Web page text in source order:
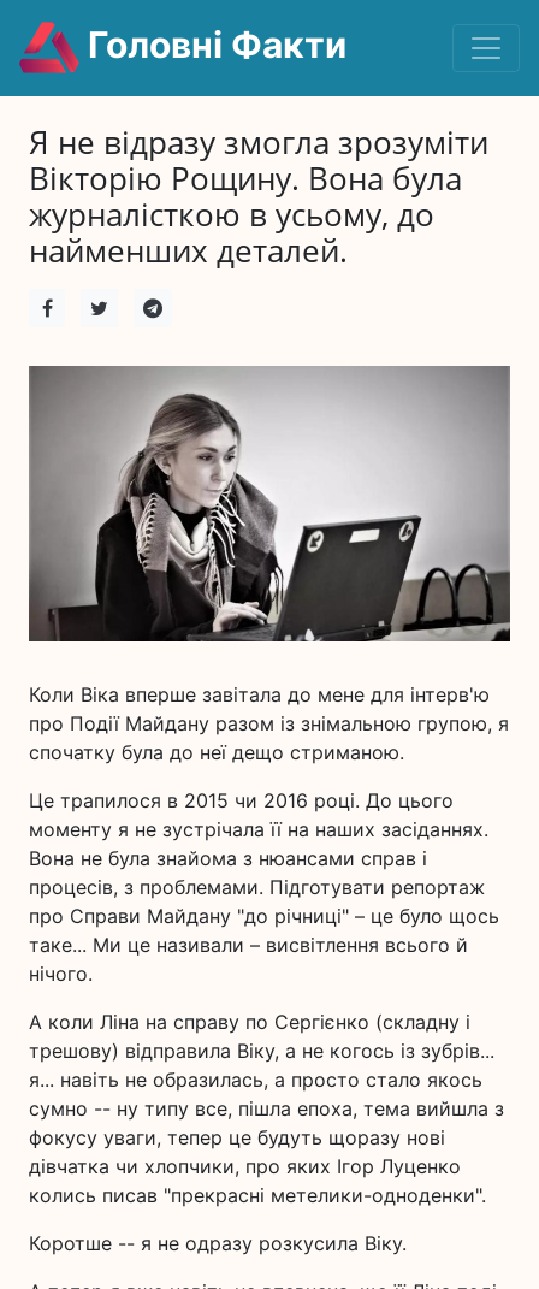
Головні Факти
Я не відразу змогла зрозуміти
Вікторію Рощину. Вона була
журналісткою в усьому, до
найменших деталей.
Коли Віка вперше завітала до мене для інтерв'ю
про Події Майдану разом із знімальною групою, я
спочатку була до неї дещо стриманою.
Це трапилося в 2015 чи 2016 році. До цього
моменту я не зустрічала її на наших засіданнях.
Вона не була знайома з нюансами справ і
процесів, з проблемами. Підготувати репортаж
про Справи Майдану "до річниці" – це було щось
таке... Ми це називали – висвітлення всього й
нічого.
А коли Ліна на справу по Сергієнко (складну і
трешову) відправила Віку, а не когось із зубрів...
я... навіть не образилась, а просто стало якось
сумно -- ну типу все, пішла епоха, тема вийшла з
фокусу уваги, тепер це будуть щоразу нові
дівчатка чи хлопчики, про яких Ігор Луценко
колись писав "прекрасні метелики-одноденки".
Коротше -- я не одразу розкусила Віку.